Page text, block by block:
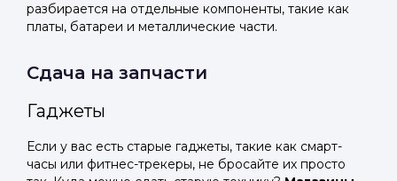
разбирается на отдельные компоненты, такие как
платы, батареи и металлические части.
Сдача на запчасти
Гаджеты
Если у вас есть старые гаджеты, такие как смарт-
часы или фитнес-трекеры, не бросайте их просто